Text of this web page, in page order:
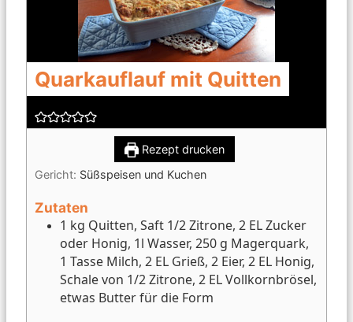
Quarkauflauf mit Quitten
Rezept drucken
Gericht: Süßspeisen und Kuchen
Zutaten
1 kg Quitten, Saft 1/2 Zitrone, 2 EL Zucker
oder Honig, 1l Wasser, 250 g Magerquark,
1 Tasse Milch, 2 EL Grieß, 2 Eier, 2 EL Honig,
Schale von 1/2 Zitrone, 2 EL Vollkornbrösel,
etwas Butter für die Form